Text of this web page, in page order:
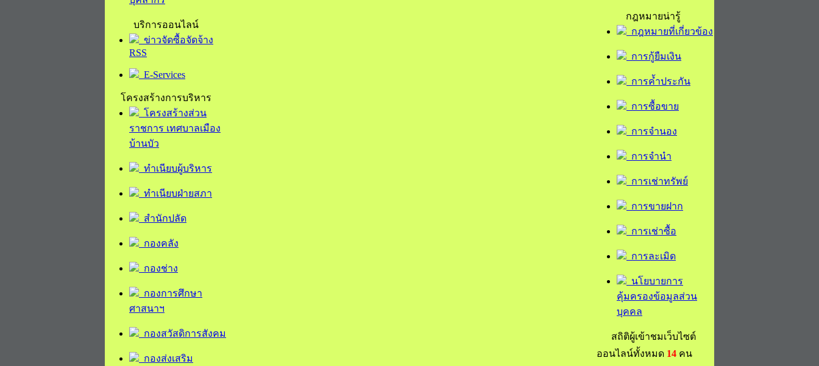
บริการออนไลน์
ข่าวจัดซื้อจัดจ้าง
RSS
E-Services
โครงสร้างการบริหาร
โครงสร้างส่วน
ราชการ เทศบาลเมือง
บ้านบัว
ทำเนียบผู้บริหาร
ทำเนียบฝ่ายสภา
สำนักปลัด
กองคลัง
กองช่าง
กองการศึกษา
ศาสนาฯ
กองสวัสดิการสังคม
กองส่งเสริม
กฎหมายน่ารู้
กฎหมายที่เกี่ยวข้อง
การกู้ยืมเงิน
การค้ำประกัน
การซื้อขาย
การจำนอง
การจำนำ
การเช่าทรัพย์
การขายฝาก
การเช่าซื้อ
การละเมิด
นโยบายการ
คุ้มครองข้อมูลส่วน
บุคคล
สถิติผู้เข้าชมเว็บไซต์
ออนไลน์ทั้งหมด 14 คน